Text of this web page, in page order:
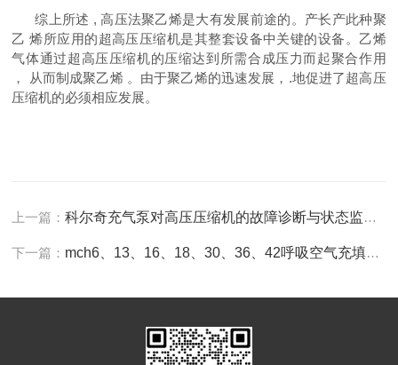
综上所述 , 高压法聚乙烯是大有发展前途的。产长产此种聚
乙 烯所应用的超高压压缩机是其整套设备中关键的设备。乙烯
气体通过超高压压缩机的压缩达到所需合成压力而起聚合作用
， 从而制成聚乙烯 。由于聚乙烯的迅速发展，.地促进了超高压
压缩机的必须相应发展。
上一篇：科尔奇充气泵对高压压缩机的故障诊断与状态监测非常有利
下一篇： mch6、13、16、18、30、36、42呼吸空气充填泵的操作规程